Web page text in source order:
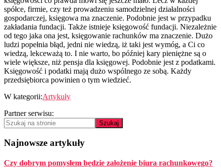
spółce, firmie, czy też prowadzeniu samodzielnej działalności
gospodarczej, księgowa ma znaczenie. Podobnie jest w przypadku
zakładania fundacji. Także istnieje księgowość fundacji. Niezależnie
od tego jaka ona jest, księgowanie rachunków ma znaczenie. Dużo
ludzi popełnia błąd, jedni nie wiedzą, iż taki jest wymóg, a Ci co
wiedzą, lekceważą to. I nie warto, bo później kary pieniężne są o
wiele większe, niż pensja dla księgowej. Podobnie jest z podatkami.
Księgowość i podatki mają dużo wspólnego ze sobą. Każdy
przedsiębiorca powinien o tym wiedzieć.
W kategorii:Artykuły
Pierwszy
Sidebar
Partner serwisu:
Szukaj
na
stronie
Najnowsze artykuły
Czy dobrym pomysłem będzie założenie biura rachunkowego?